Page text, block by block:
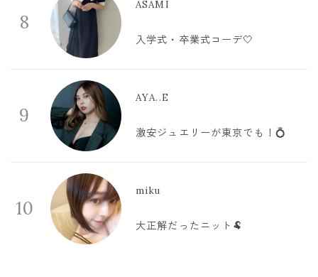
8
ASAMI
入学式・卒業式コーデ🤍
9
AYA..E
激安ジュエリーが東京でも！💍
10
miku
大正解だったニット🐏